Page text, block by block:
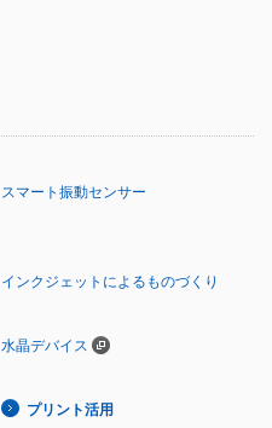
スマート振動センサー
インクジェットによるものづくり
水晶デバイス
プリント活用